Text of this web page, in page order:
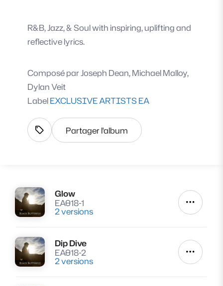
R&B, Jazz, & Soul with inspiring, uplifting and
reflective lyrics.
Composé parJoseph Dean, Michael Malloy,
Dylan Veit
LabelEXCLUSIVE ARTISTS EA
Afficher les tags
Partager l'album
Lire
Glow
EA018-1
2 versions Autres
Lire
Dip Dive
EA018-2
2 versions Autres